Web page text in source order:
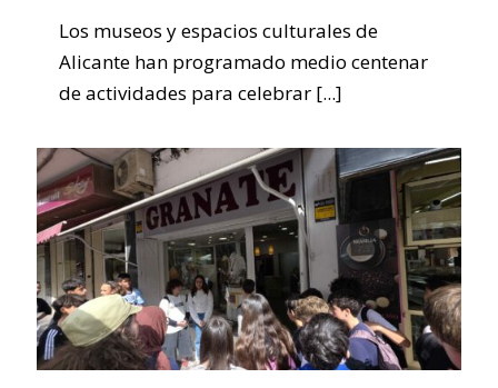
Los museos y espacios culturales de
Alicante han programado medio centenar
de actividades para celebrar [...]